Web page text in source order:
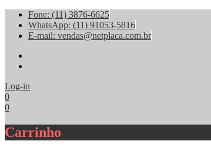
Fone: (11) 3876-6625
WhatsApp: (11) 91053-5816
E-mail: vendas@netplaca.com.br
Log-in
0
0
Carrinho